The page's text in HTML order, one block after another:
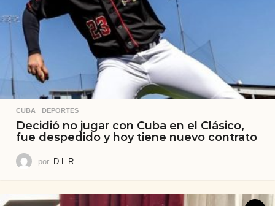
CUBA ,DEPORTES
Decidió no jugar con Cuba en el Clásico,
fue despedido y hoy tiene nuevo contrato
por D.L.R.